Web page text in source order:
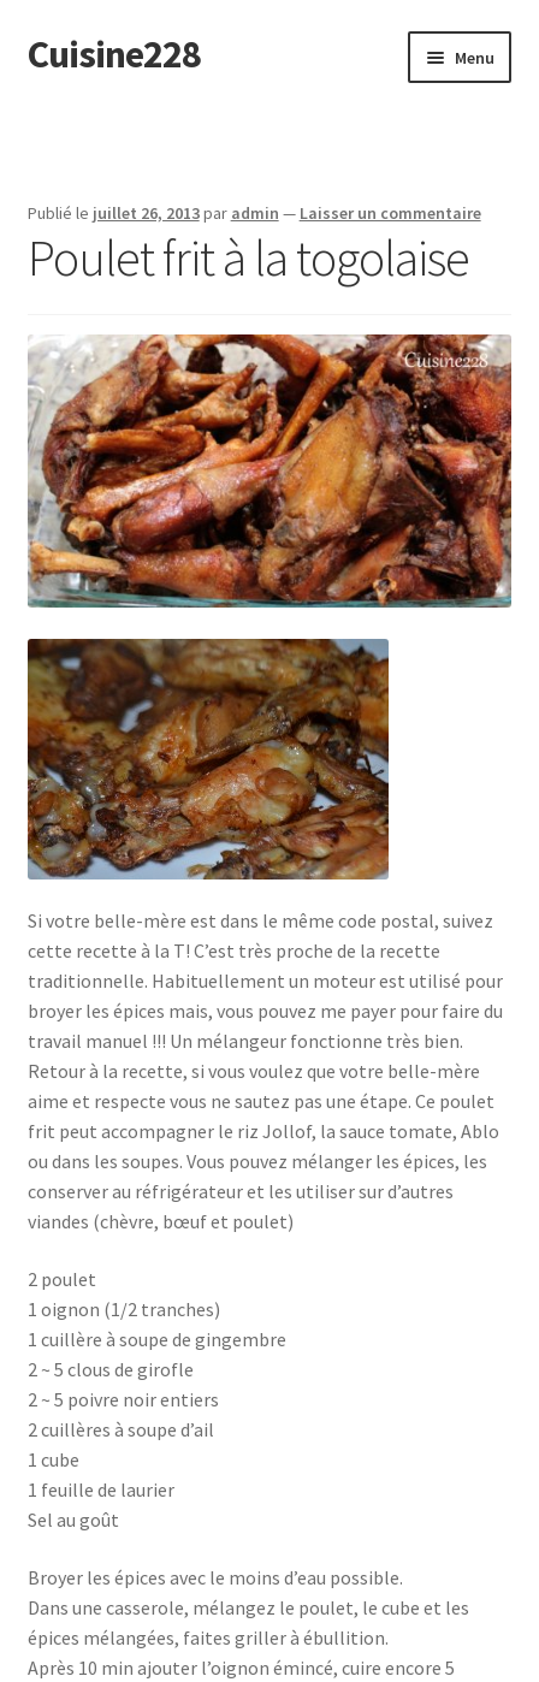
Aller
à
Aller
au
Cuisine228 Menu
Publié le juillet 26, 2013par admin — Laisser un commentaire
Poulet frit à la togolaise
Si votre belle-mère est dans le même code postal, suivez
cette recette à la T! C’est très proche de la recette
traditionnelle. Habituellement un moteur est utilisé pour
broyer les épices mais, vous pouvez me payer pour faire du
travail manuel !!! Un mélangeur fonctionne très bien.
Retour à la recette, si vous voulez que votre belle-mère
aime et respecte vous ne sautez pas une étape. Ce poulet
frit peut accompagner le riz Jollof, la sauce tomate, Ablo
ou dans les soupes. Vous pouvez mélanger les épices, les
conserver au réfrigérateur et les utiliser sur d’autres
viandes (chèvre, bœuf et poulet)
2 poulet
1 oignon (1/2 tranches)
1 cuillère à soupe de gingembre
2 ~ 5 clous de girofle
2 ~ 5 poivre noir entiers
2 cuillères à soupe d’ail
1 cube
1 feuille de laurier
Sel au goût
Broyer les épices avec le moins d’eau possible.
Dans une casserole, mélangez le poulet, le cube et les
épices mélangées, faites griller à ébullition.
Après 10 min ajouter l’oignon émincé, cuire encore 5